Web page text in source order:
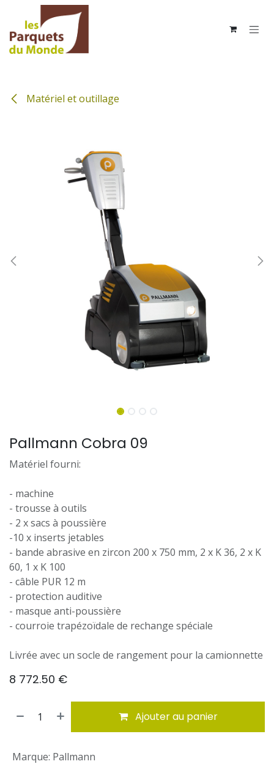
Se rendre au contenu
Matériel et outillage
Pallmann Cobra 09
Matériel fourni:
- machine
- trousse à outils
- 2 x sacs à poussière
-10 x inserts jetables
- bande abrasive en zircon 200 x 750 mm, 2 x K 36, 2 x K
60, 1 x K 100
- câble PUR 12 m
- protection auditive
- masque anti-poussière
- courroie trapézoïdale de rechange spéciale
Livrée avec un socle de rangement pour la camionnette
8 772.50 €
Ajouter au panier
Marque: Pallmann